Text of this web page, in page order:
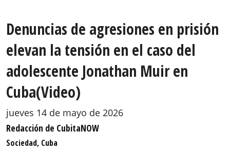
Denuncias de agresiones en prisión
elevan la tensión en el caso del
adolescente Jonathan Muir en
Cuba(Video)
jueves 14 de mayo de 2026
Redacción de CubitaNOW
Sociedad, Cuba